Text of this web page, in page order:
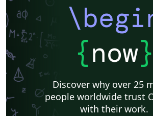
{now}
Discover why over 25
people worldwide trust
with their work.